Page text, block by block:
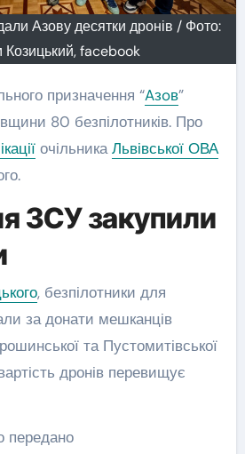
Азову десятки дронів / Фото:
facebook
призначення “Aзoв”
80 безпілотників. Про
очільникаЛьвівської ОВА
ЗСУ закупили
, безпілотники для
за донати мешканців
та Пустомитівської
дронів перевищує
передано